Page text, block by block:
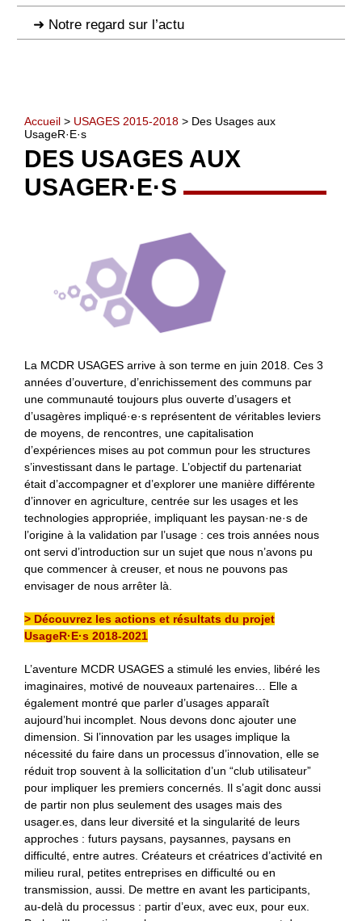
Notre regard sur l’actu
Accueil > USAGES 2015-2018 > Des Usages aux
UsageR·E·s
DES USAGES AUX
USAGER·E·S
La MCDR USAGES arrive à son terme en juin 2018. Ces 3
années d’ouverture, d’enrichissement des communs par
une communauté toujours plus ouverte d’usagers et
d’usagères impliqué·e·s représentent de véritables leviers
de moyens, de rencontres, une capitalisation
d’expériences mises au pot commun pour les structures
s’investissant dans le partage. L’objectif du partenariat
était d’accompagner et d’explorer une manière différente
d’innover en agriculture, centrée sur les usages et les
technologies appropriée, impliquant les paysan·ne·s de
l’origine à la validation par l’usage : ces trois années nous
ont servi d’introduction sur un sujet que nous n’avons pu
que commencer à creuser, et nous ne pouvons pas
envisager de nous arrêter là.
> Découvrez les actions et résultats du projet
UsageR·E·s 2018-2021
L’aventure MCDR USAGES a stimulé les envies, libéré les
imaginaires, motivé de nouveaux partenaires… Elle a
également montré que parler d’usages apparaît
aujourd’hui incomplet. Nous devons donc ajouter une
dimension. Si l’innovation par les usages implique la
nécessité du faire dans un processus d’innovation, elle se
réduit trop souvent à la sollicitation d’un “club utilisateur”
pour impliquer les premiers concernés. Il s’agit donc aussi
de partir non plus seulement des usages mais des
usager.es, dans leur diversité et la singularité de leurs
approches : futurs paysans, paysannes, paysans en
difficulté, entre autres. Créateurs et créatrices d’activité en
milieu rural, petites entreprises en difficulté ou en
transmission, aussi. De mettre en avant les participants,
au-delà du processus : partir d’eux, avec eux, pour eux.